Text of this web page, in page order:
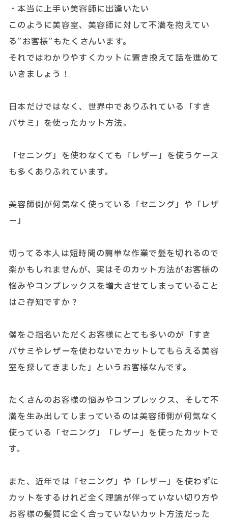
・本当に上手い美容師に出逢いたい
このように美容室、美容師に対して不満を抱えてい
る”お客様”もたくさんいます。
それではわかりやすくカットに置き換えて話を進めて
いきましょう！
日本だけではなく、世界中でありふれている「すき
バサミ」を使ったカット方法。
「セニング」を使わなくても「レザー」を使うケース
も多くありふれています。
美容師側が何気なく使っている「セニング」や「レザ
ー」
切ってる本人は短時間の簡単な作業で髪を切れるので
楽かもしれませんが、実はそのカット方法がお客様の
悩みやコンプレックスを増大させてしまっていること
はご存知ですか？
僕をご指名いただくお客様にとても多いのが「すき
バサミやレザーを使わないでカットしてもらえる美容
室を探してきました」というお客様なんです。
たくさんのお客様の悩みやコンプレックス、そして不
満を生み出してしまっているのは美容師側が何気なく
使っている「セニング」「レザー」を使ったカットで
す。
また、近年では「セニング」や「レザー」を使わずに
カットをするけれど全く理論が伴っていない切り方や
お客様の髪質に全く合っていないカット方法だった